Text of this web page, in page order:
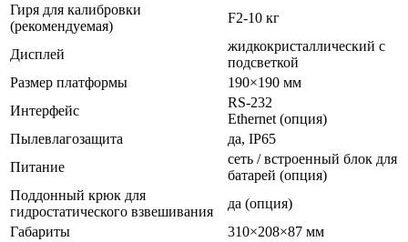
Гиря для калибровки
(рекомендуемая)
F2-10 кг
Дисплей
жидкокристаллический с
подсветкой
Размер платформы
190×190 мм
Интерфейс
RS-232
Ethernet (опция)
Пылевлагозащита
да, IP65
Питание
сеть / встроенный блок для
батарей (опция)
Поддонный крюк для
гидростатического взвешивания
да (опция)
Габариты
310×208×87 мм